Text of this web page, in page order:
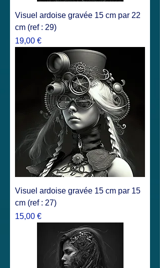
Visuel ardoise gravée 15 cm par 22
cm (ref : 29)
Prix
19,00 €
Visuel ardoise gravée 15 cm par 15
cm (ref : 27)
Prix
15,00 €